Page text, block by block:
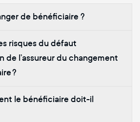
de bénéficiaire ?
risques du défaut
de l’assureur du changement
?
le bénéficiaire doit-il